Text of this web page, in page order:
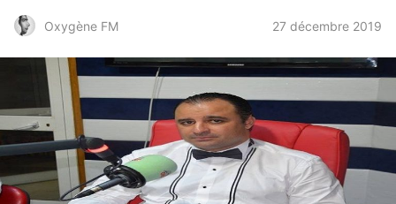
Oxygène FM 27 décembre 2019